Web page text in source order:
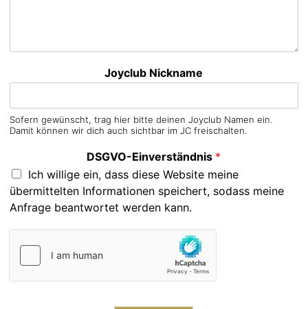
Joyclub Nickname
Sofern gewünscht, trag hier bitte deinen Joyclub Namen ein.
Damit können wir dich auch sichtbar im JC freischalten.
DSGVO-Einverständnis *
Ich willige ein, dass diese Website meine
übermittelten Informationen speichert, sodass meine
Anfrage beantwortet werden kann.